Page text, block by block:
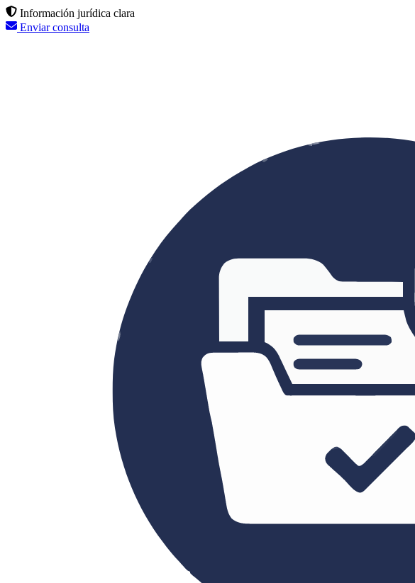
Información jurídica clara
Enviar consulta